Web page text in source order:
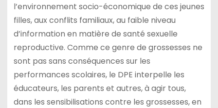
l’environnement socio-économique de ces jeunes
filles, aux conflits familiaux, au faible niveau
d’information en matière de santé sexuelle
reproductive. Comme ce genre de grossesses ne
sont pas sans conséquences sur les
performances scolaires, le DPE interpelle les
éducateurs, les parents et autres, à agir tous,
dans les sensibilisations contre les grossesses, en